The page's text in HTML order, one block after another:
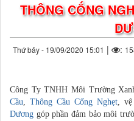
THÔNG CỐNG
Thứ bảy - 19/09/2020 15:01 | :
Công Ty TNHH Môi Trường
Cầu,Thông Cầu Cống Nghẹt,
Dương góp phần đảm bảo môi